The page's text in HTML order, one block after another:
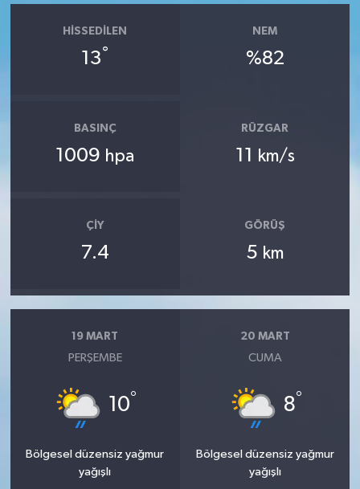
HISSEDILEN
13°
NEM
%82
BASINÇ
1009 hpa
RÜZGAR
11 km/s
ÇIY
7.4
GÖRÜŞ
5 km
19 MART
PERŞEMBE
10°
Bölgesel düzensiz yağmur
yağışlı
20 MART
CUMA
8°
Bölgesel düzensiz yağmur
yağışlı